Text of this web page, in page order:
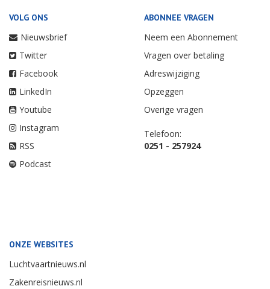
VOLG ONS
Nieuwsbrief
Twitter
Facebook
LinkedIn
Youtube
Instagram
RSS
Podcast
ABONNEE VRAGEN
Neem een Abonnement
Vragen over betaling
Adreswijziging
Opzeggen
Overige vragen
Telefoon:
0251 - 257924
ONZE WEBSITES
Luchtvaartnieuws.nl
Zakenreisnieuws.nl